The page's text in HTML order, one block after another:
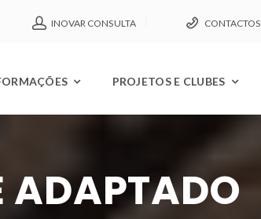
INOVAR CONSULTA CONTACTOS
PROJETOS E CLUBES
ADAPTADO